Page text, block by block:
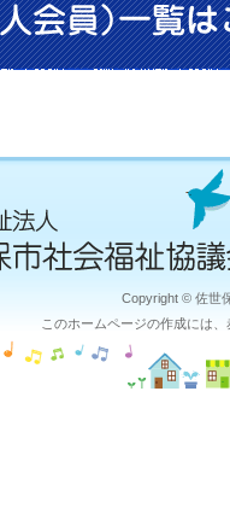
Copyright © 佐世
このホームページの作成には